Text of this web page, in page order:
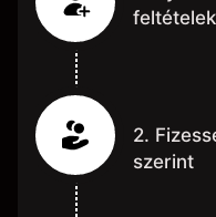
2.
szerint